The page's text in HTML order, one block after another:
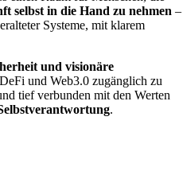
selbst in die Hand zu nehmen –
Systeme, mit klarem
und visionäre
und Web3.0 zugänglich zu
tief verbunden mit den Werten
.